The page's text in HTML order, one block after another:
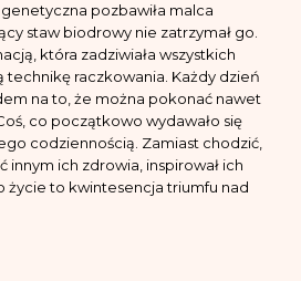
pozbawiła malca
staw biodrowy nie zatrzymał go.
która zadziwiała wszystkich
technikę raczkowania. Każdy dzień
na to, że można pokonać nawet
co początkowo wydawało się
codziennością. Zamiast chodzić,
innym ich zdrowia, inspirował ich
życie to kwintesencja triumfu nad